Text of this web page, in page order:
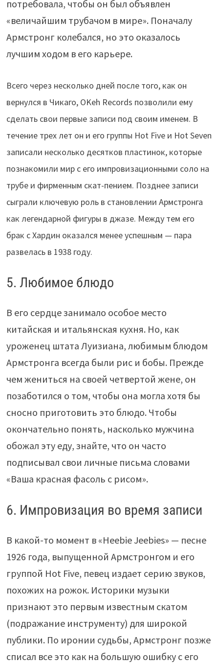
потребовала, чтобы он был объявлен
«величайшим трубачом в мире». Поначалу
Армстронг колебался, но это оказалось
лучшим ходом в его карьере.
Всего через несколько дней после того, как он
вернулся в Чикаго, OKeh Records позволили ему
сделать свои первые записи под своим именем. В
течение трех лет он и его группы Hot Five и Hot Seven
записали несколько десятков пластинок, которые
познакомили мир с его импровизационными соло на
трубе и фирменным скат-пением. Позднее записи
сыграли ключевую роль в становлении Армстронга
как легендарной фигуры в джазе. Между тем его
брак с Хардин оказался менее успешным — пара
развелась в 1938 году.
5. Любимое блюдо
В его сердце занимало особое место
китайская и итальянская кухня. Но, как
уроженец штата Луизиана, любимым блюдом
Армстронга всегда были рис и бобы. Прежде
чем жениться на своей четвертой жене, он
позаботился о том, чтобы она могла хотя бы
сносно приготовить это блюдо. Чтобы
окончательно понять, насколько мужчина
обожал эту еду, знайте, что он часто
подписывал свои личные письма словами
«Ваша красная фасоль с рисом».
6. Импровизация во время записи
В какой-то момент в «Heebie Jeebies» — песне
1926 года, выпущенной Армстронгом и его
группой Hot Five, певец издает серию звуков,
похожих на рожок. Историки музыки
признают это первым известным скатом
(подражание инструменту) для широкой
публики. По иронии судьбы, Армстронг позже
списал все это как на большую ошибку с его